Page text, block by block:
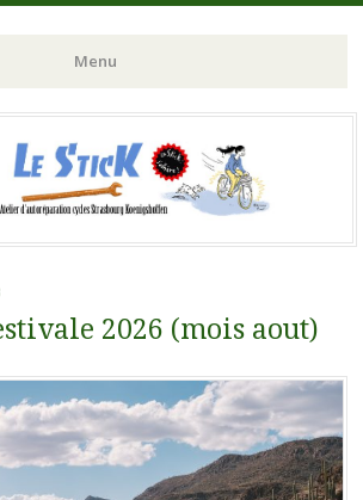
Menu
2026 (mois aout)